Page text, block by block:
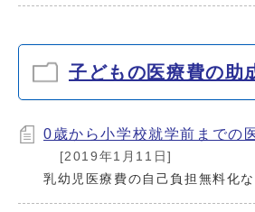
子どもの医療費の助
0歳から小学校就学前までの
[2019年1月11日]
乳幼児医療費の自己負担無料化